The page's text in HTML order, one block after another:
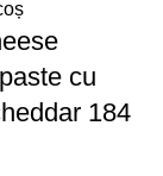
cu
184